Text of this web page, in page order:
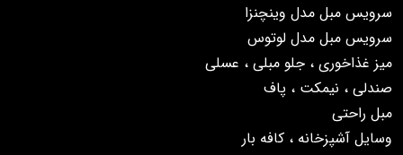
سرویس مبل مدل وینچنزا
سرویس مبل مدل لوتوس
میز غذاخوری ، جلو مبلی ، عسلی
صندلی ، نیمکت ، پاف
مبل راحتی
وسایل آشپزخانه ، کافه بار